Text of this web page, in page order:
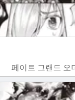
페이트 그랜드